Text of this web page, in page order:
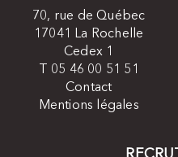
70, rue de Québec
17041 La Rochelle
Cedex 1
T 05 46 00 51 51
Contact
Mentions légales